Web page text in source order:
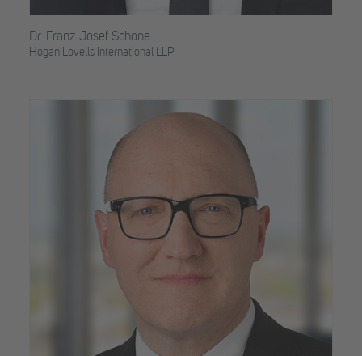
Dr. Franz-Josef Schöne
Hogan Lovells International LLP